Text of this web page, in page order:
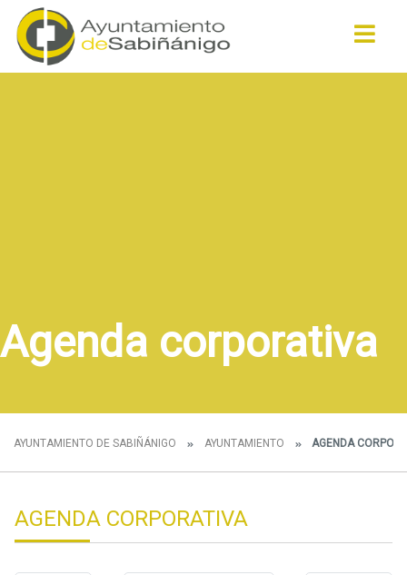
Agenda corporativa
AYUNTAMIENTO DE SABIÑÁNIGO AYUNTAMIENTO AGENDA
AGENDA CORPORATIVA